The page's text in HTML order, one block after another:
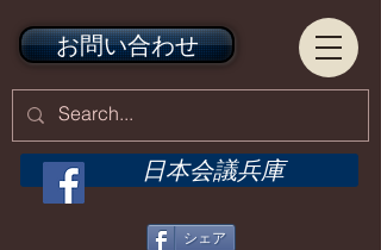
日本会議兵庫
シェア
お問い合わせ